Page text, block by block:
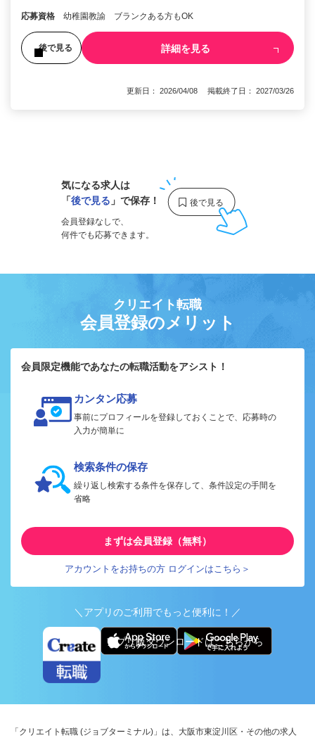
応募資格 幼稚園教諭 ブランクある方もOK
後で見る 詳細を見る
更新日： 2026/04/08 掲載終了日： 2027/03/26
気になる求人は
「後で見る 」で保存！
会員登録なしで、
何件でも応募できます。
クリエイト転職
会員登録のメリット
会員限定機能であなたの転職活動をアシスト！
カンタン応募
事前にプロフィールを登録しておくことで、応募時の
入力が簡単に
検索条件の保存
繰り返し検索する条件を保存して、条件設定の手間を
省略
まずは会員登録（無料）
アカウントをお持ちの方 ログインはこちら＞
＼アプリのご利用でもっと便利に！／
アプリ版ダウンロードはこちらから
「クリエイト転職 (ジョブターミナル)」は、大阪市東淀川区・その他の求人